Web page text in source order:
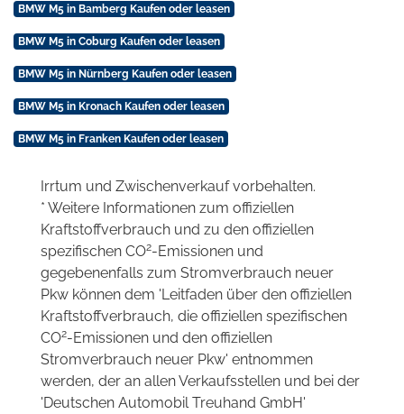
BMW M5 in Bamberg Kaufen oder leasen
BMW M5 in Coburg Kaufen oder leasen
BMW M5 in Nürnberg Kaufen oder leasen
BMW M5 in Kronach Kaufen oder leasen
BMW M5 in Franken Kaufen oder leasen
Irrtum und Zwischenverkauf vorbehalten.
* Weitere Informationen zum offiziellen
Kraftstoffverbrauch und zu den offiziellen
spezifischen CO2-Emissionen und
gegebenenfalls zum Stromverbrauch neuer
Pkw können dem 'Leitfaden über den offiziellen
Kraftstoffverbrauch, die offiziellen spezifischen
CO2-Emissionen und den offiziellen
Stromverbrauch neuer Pkw' entnommen
werden, der an allen Verkaufsstellen und bei der
'Deutschen Automobil Treuhand GmbH'